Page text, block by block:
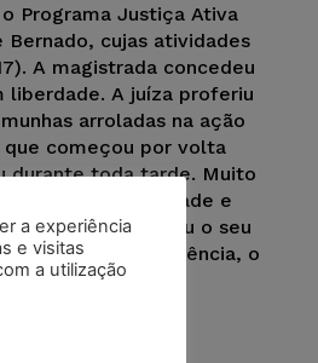
Programa Justiça Ativa
Bernado, cujas atividades
A magistrada concedeu
A juíza proferiu
arroladas na ação
começou por volta
durante toda tarde. Muito
a criança à vontade e
dispensou o seu
na sala de audiência, o
a experiência
e visitas
a utilização